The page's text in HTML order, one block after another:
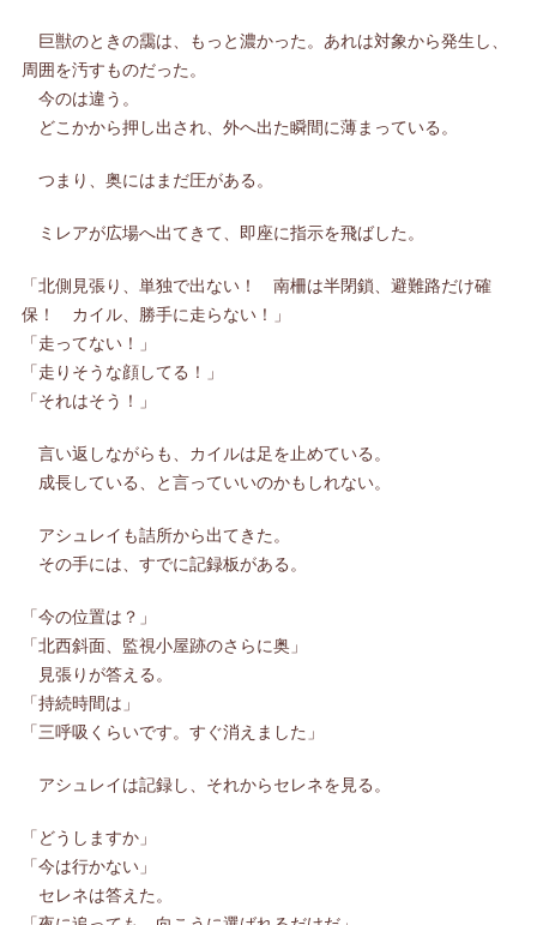
巨獣のときの靄は、もっと濃かった。あれは対象から発生し、
周囲を汚すものだった。
今のは違う。
どこかから押し出され、外へ出た瞬間に薄まっている。
つまり、奥にはまだ圧がある。
ミレアが広場へ出てきて、即座に指示を飛ばした。
「北側見張り、単独で出ない！ 南柵は半閉鎖、避難路だけ確
保！ カイル、勝手に走らない！」
「走ってない！」
「走りそうな顔してる！」
「それはそう！」
言い返しながらも、カイルは足を止めている。
成長している、と言っていいのかもしれない。
アシュレイも詰所から出てきた。
その手には、すでに記録板がある。
「今の位置は？」
「北西斜面、監視小屋跡のさらに奥」
見張りが答える。
「持続時間は」
「三呼吸くらいです。すぐ消えました」
アシュレイは記録し、それからセレネを見る。
「どうしますか」
「今は行かない」
セレネは答えた。